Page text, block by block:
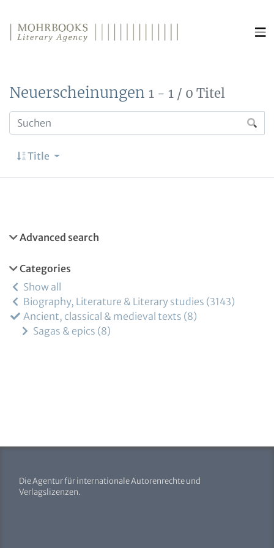
Neuerscheinungen 1 - 1 / 0 Titel
Title
Advanced search
Categories
Show all
Biography, Literature & Literary studies 3143
Ancient, classical & medieval texts 8
Sagas & epics 8
Die Agentur für internationale Autorenrechte und
Verlagslizenzen.